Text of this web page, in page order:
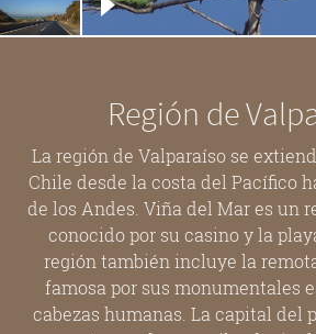
Región de
La región de Valparaíso se
Chile desde la costa del Pacífico
de los Andes. Viña del Mar es un
conocido por su casino y la
región también incluye la
famosa por sus monumentales
cabezas humanas. La capital del